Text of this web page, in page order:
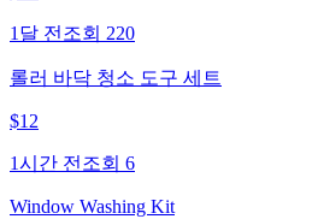
1달 전 조회 220
롤러 바닥 청소 도구 세트
$12
1시간 전 조회 6
Window Washing Kit